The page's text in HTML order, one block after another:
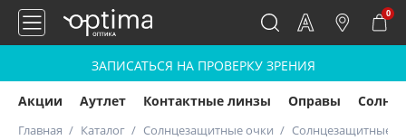
0
ЗАПИСАТЬСЯ НА ПРОВЕРКУ ЗРЕНИЯ
Акции Аутлет Контактные линзы Оправы
Главная Каталог Солнцезащитные очки Солнцезащитные